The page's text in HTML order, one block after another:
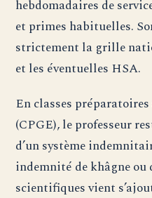
hebdomadaires de
et primes habituelles.
strictement la grille
et les éventuelles HSA.
En classes
(CPGE), le professeur
d’un système
indemnité de khâgne ou
scientifiques vient